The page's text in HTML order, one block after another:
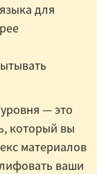
для
— это
который вы
материалов
ваши